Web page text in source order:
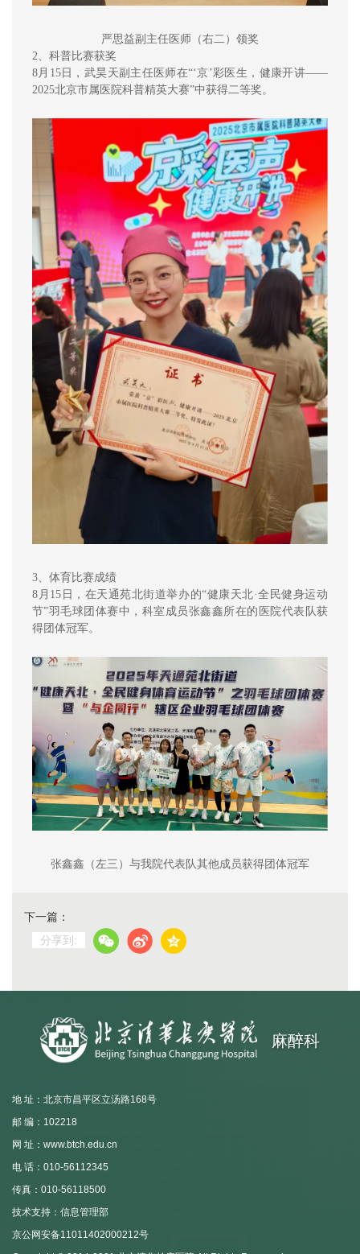
严思益副主任医师（右二）领奖
2、科普比赛获奖
8月15日，武昊天副主任医师在“‘京’彩医生，健康开讲——
2025北京市属医院科普精英大赛”中获得二等奖。
3、体育比赛成绩
8月15日，在天通苑北街道举办的“健康天北·全民健身运动
节”羽毛球团体赛中，科室成员张鑫鑫所在的医院代表队获
得团体冠军。
张鑫鑫（左三）与我院代表队其他成员获得团体冠军
下一篇：
分享到:
麻醉科
地 址：北京市昌平区立汤路168号
邮 编：102218
网 址：www.btch.edu.cn
电 话：010-56112345
传真：010-56118500
技术支持：信息管理部
京公网安备11011402000212号